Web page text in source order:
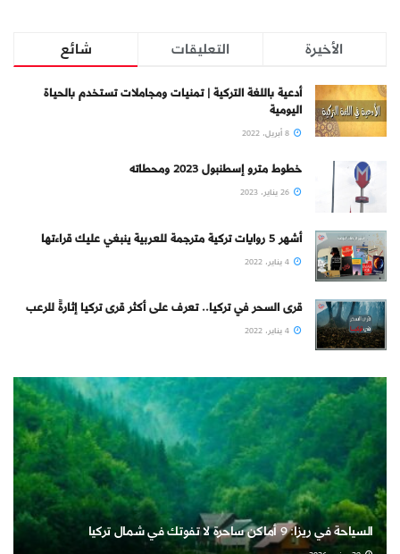
شائع التعليقات الأخيرة
أدعية باللغة التركية | تمنيات ومجاملات تستخدم بالحياة
اليومية
خطوط مترو إسطنبول 2023 ومحطاته
أشهر 5 روايات تركية مترجمة للعربية ينبغي عليك قراءتها
قرى السحر في تركيا.. تعرف على أكثر قرى تركيا إثارةً للرعب
السياحة في ريزا: 9 أماكن ساحرة لا تفوتك في شمال تركيا